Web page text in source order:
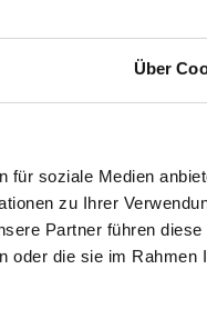
Über
für soziale Medien
zu Ihrer
Partner führen diese
oder die sie im Rahmen